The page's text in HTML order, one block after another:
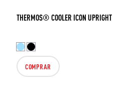
THERMOS® COOLER ICON UPRIGHT
COMPRAR